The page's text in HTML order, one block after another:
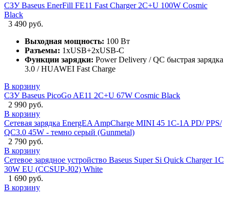
СЗУ Baseus EnerFill FE11 Fast Charger 2C+U 100W Cosmic
Black
3 490 руб.
Выходная мощность: 100 Вт
Разъемы: 1xUSB+2xUSB-C
Функции зарядки: Power Delivery / QC быстрая зарядка
3.0 / HUAWEI Fast Charge
В корзину
СЗУ Baseus PicoGo AE11 2C+U 67W Cosmic Black
2 990 руб.
В корзину
Сетевая зарядка EnergEA AmpCharge MINI 45 1C-1A PD/ PPS/
QC3.0 45W - темно серый (Gunmetal)
2 790 руб.
В корзину
Сетевое зарядное устройство Baseus Super Si Quick Charger 1C
30W EU (CCSUP-J02) White
1 690 руб.
В корзину